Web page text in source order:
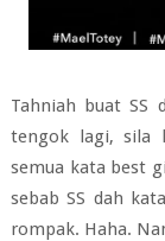
Tahniah buat SS
tengok lagi, sila
semua kata best
sebab SS dah
rompak. Haha.